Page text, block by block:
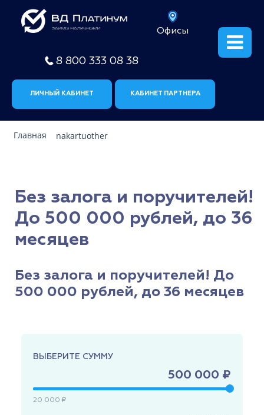
Офисы
8 800 333 08 38
ЛИЧНЫЙ КАБИНЕТ КАБИНЕТ ПАРТНЕРА
Главная nakartuother
Без залога и поручителей!
До 500 000 рублей, до 36
месяцев
Без залога и поручителей! До
500 000 рублей, до 36 месяцев
ВЫБЕРИТЕ СУММУ
500 000 ₽
20 000 ₽